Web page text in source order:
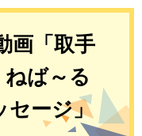
画「取手
ば～る
セージ」